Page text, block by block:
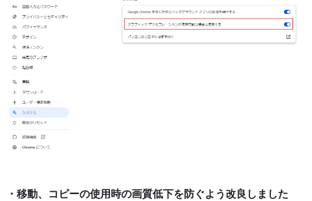
・移動、コピーの使用時の画質低下を防ぐよう改良しました